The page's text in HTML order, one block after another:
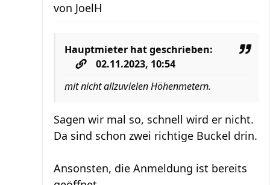
von JoelH
Hauptmieter hat geschrieben:
02.11.2023, 10:54
mit nicht allzuvielen Höhenmetern.
Sagen wir mal so, schnell wird er nicht.
Da sind schon zwei richtige Buckel drin.
Ansonsten, die Anmeldung ist bereits